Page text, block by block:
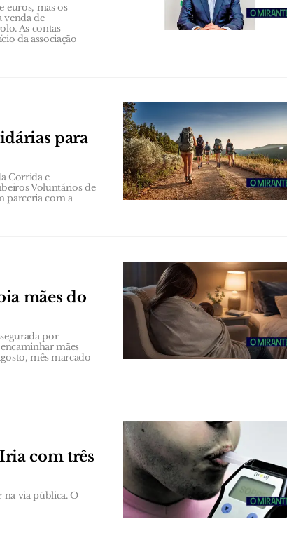
euros, mas os
venda de
As contas
da associação
para
Corrida e
Voluntários de
parceria com a
mães do
por
mães
mês marcado
com três
via pública. O